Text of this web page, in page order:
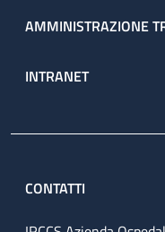
AMMINISTRAZIONE
INTRANET
CONTATTI